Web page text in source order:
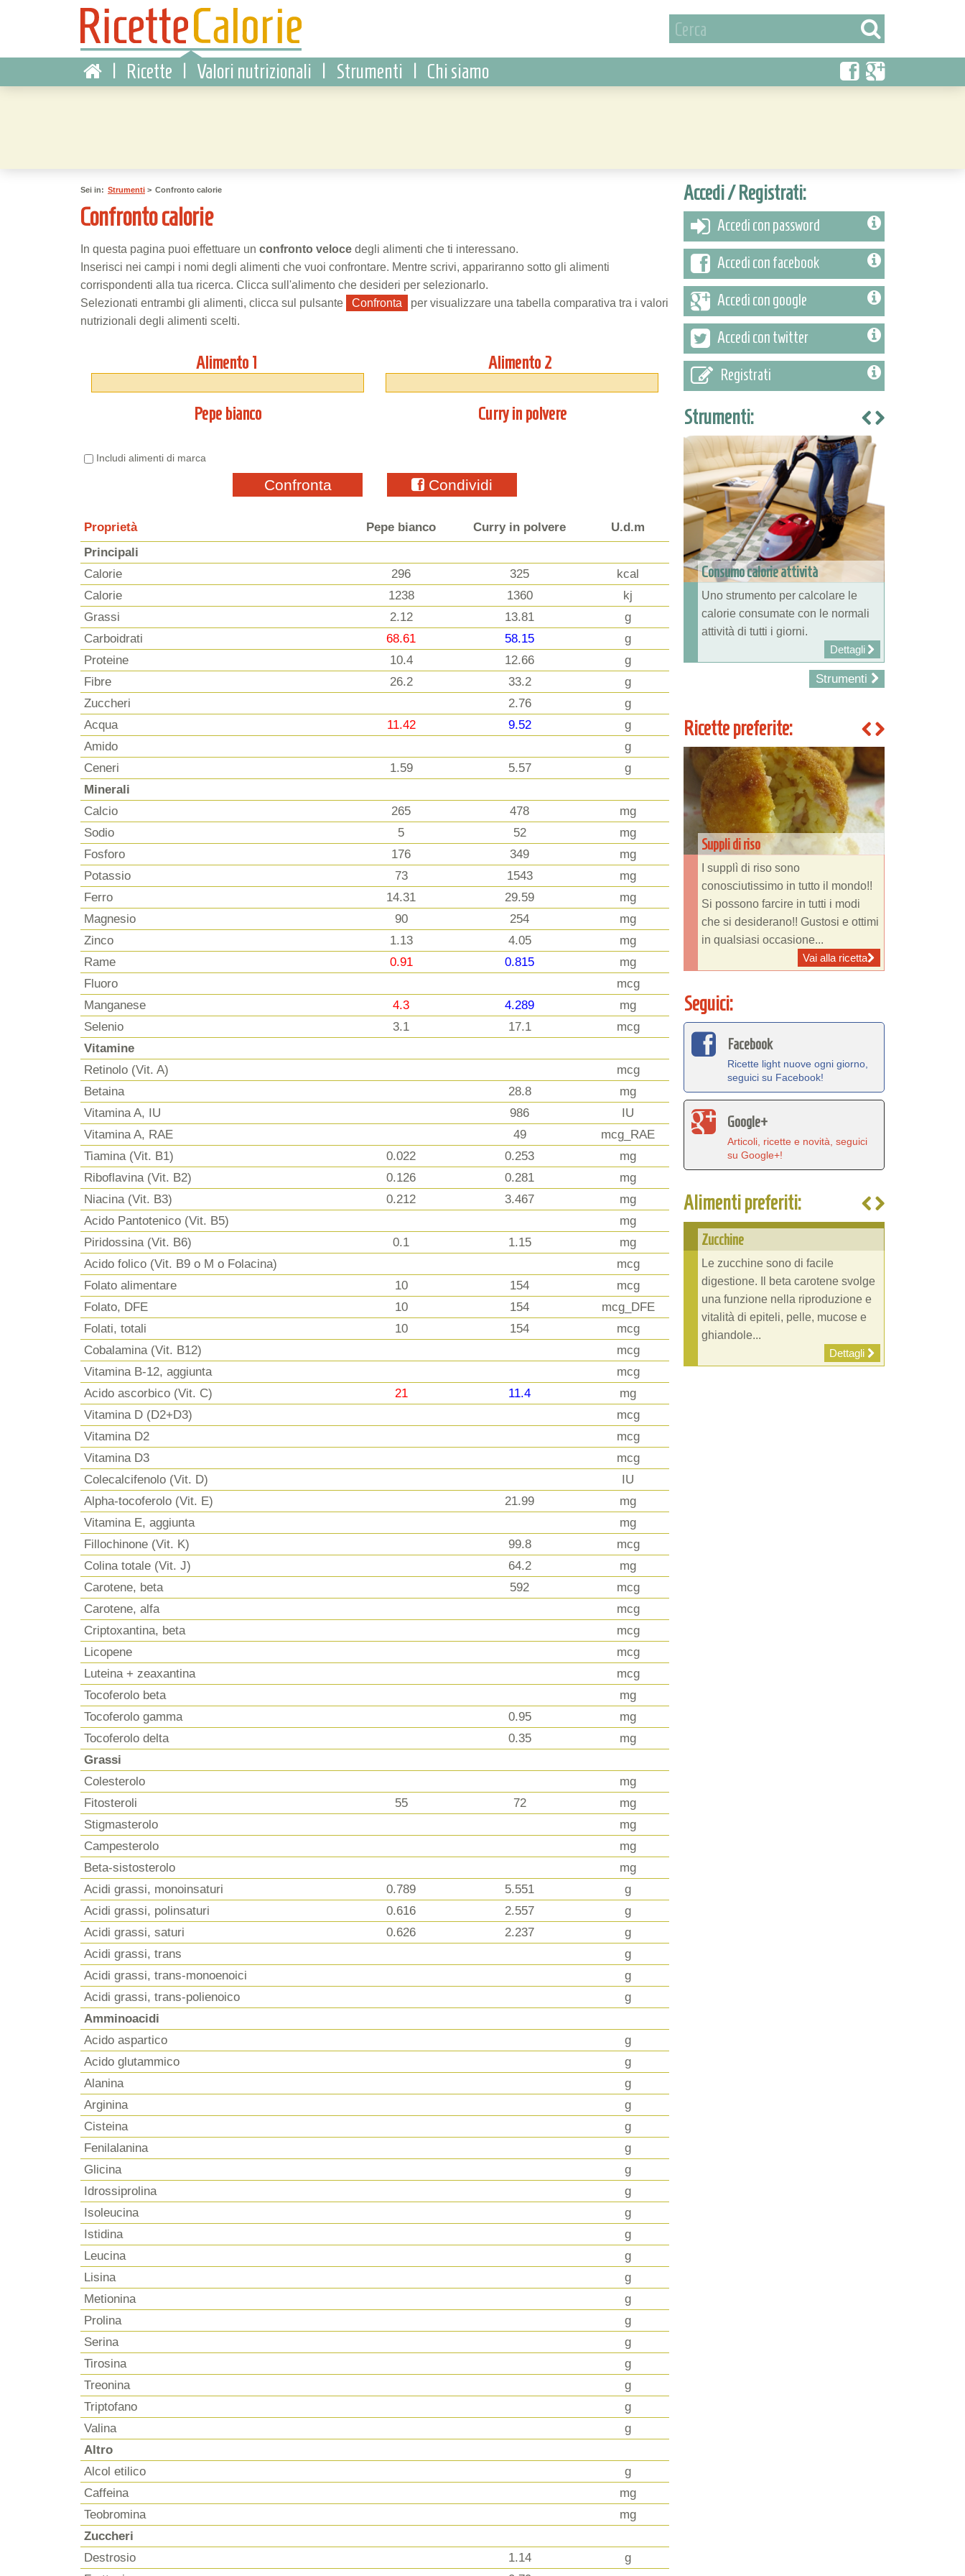
Ricette Valori nutrizionali Strumenti Chi siamo
Sei in: Strumenti > Confronto calorie
Confronto calorie
In questa pagina puoi effettuare un confronto veloce degli alimenti che ti interessano.
Inserisci nei campi i nomi degli alimenti che vuoi confrontare. Mentre scrivi, appariranno sotto gli alimenti
corrispondenti alla tua ricerca. Clicca sull'alimento che desideri per selezionarlo.
Selezionati entrambi gli alimenti, clicca sul pulsante
Confronta
per visualizzare una tabella comparativa tra i valori
nutrizionali degli alimenti scelti.
Alimento 1
Pepe bianco
Alimento 2
Curry in polvere
Includi alimenti di marca
Confronta Condividi
Proprietà Pepe bianco Curry in polvere
U.d.m
Principali
Calorie
296 325
kcal
Calorie
1238 1360
kj
Grassi
2.12 13.81
g
Carboidrati
68.61 58.15
g
Proteine
10.4 12.66
g
Fibre
26.2 33.2
g
Zuccheri
2.76
g
Acqua
11.42 9.52
g
Amido
g
Ceneri
1.59 5.57
g
Minerali
Calcio
265 478
mg
Sodio
5 52
mg
Fosforo
176 349
mg
Potassio
73 1543
mg
Ferro
14.31 29.59
mg
Magnesio
90 254
mg
Zinco
1.13 4.05
mg
Rame
0.91 0.815
mg
Fluoro
mcg
Manganese
4.3 4.289
mg
Selenio
3.1 17.1
mcg
Vitamine
Retinolo (Vit. A)
mcg
Betaina
28.8
mg
Vitamina A, IU
986
IU
Vitamina A, RAE
49
mcg_RAE
Tiamina (Vit. B1)
0.022 0.253
mg
Riboflavina (Vit. B2)
0.126 0.281
mg
Niacina (Vit. B3)
0.212 3.467
mg
Acido Pantotenico (Vit. B5)
mg
Piridossina (Vit. B6)
0.1 1.15
mg
Acido folico (Vit. B9 o M o Folacina)
mcg
Folato alimentare
10 154
mcg
Folato, DFE
10 154
mcg_DFE
Folati, totali
10 154
mcg
Cobalamina (Vit. B12)
mcg
Vitamina B-12, aggiunta
mcg
Acido ascorbico (Vit. C)
21 11.4
mg
Vitamina D (D2+D3)
mcg
Vitamina D2
mcg
Vitamina D3
mcg
Colecalcifenolo (Vit. D)
IU
Alpha-tocoferolo (Vit. E)
21.99
mg
Vitamina E, aggiunta
mg
Fillochinone (Vit. K)
99.8
mcg
Colina totale (Vit. J)
64.2
mg
Carotene, beta
592
mcg
Carotene, alfa
mcg
Criptoxantina, beta
mcg
Licopene
mcg
Luteina + zeaxantina
mcg
Tocoferolo beta
mg
Tocoferolo gamma
0.95
mg
Tocoferolo delta
0.35
mg
Grassi
Colesterolo
mg
Fitosteroli
55 72
mg
Stigmasterolo
mg
Campesterolo
mg
Beta-sistosterolo
mg
Acidi grassi, monoinsaturi
0.789 5.551
g
Acidi grassi, polinsaturi
0.616 2.557
g
Acidi grassi, saturi
0.626 2.237
g
Acidi grassi, trans
g
Acidi grassi, trans-monoenoici
g
Acidi grassi, trans-polienoico
g
Amminoacidi
Acido aspartico
g
Acido glutammico
g
Alanina
g
Arginina
g
Cisteina
g
Fenilalanina
g
Glicina
g
Idrossiprolina
g
Isoleucina
g
Istidina
g
Leucina
g
Lisina
g
Metionina
g
Prolina
g
Serina
g
Tirosina
g
Treonina
g
Triptofano
g
Valina
g
Altro
Alcol etilico
g
Caffeina
mg
Teobromina
mg
Zuccheri
Destrosio
1.14
g
Accedi / Registrati:
Accedi con password
Accedi con facebook
Accedi con google
Accedi con twitter
Registrati
Strumenti:
Consumo calorie attività
Uno strumento per calcolare le
calorie consumate con le normali
attività di tutti i giorni.
Dettagli
Strumenti
Ricette preferite:
Suppli di riso
I supplì di riso sono
conosciutissimo in tutto il mondo!!
Si possono farcire in tutti i modi
che si desiderano!! Gustosi e ottimi
in qualsiasi occasione...
Vai alla ricetta
Seguici:
Facebook
Ricette light nuove ogni giorno,
seguici su Facebook!
Google+
Articoli, ricette e novità, seguici
su Google+!
Alimenti preferiti:
Zucchine
Le zucchine sono di facile
digestione. Il beta carotene svolge
una funzione nella riproduzione e
vitalità di epiteli, pelle, mucose e
ghiandole...
Dettagli